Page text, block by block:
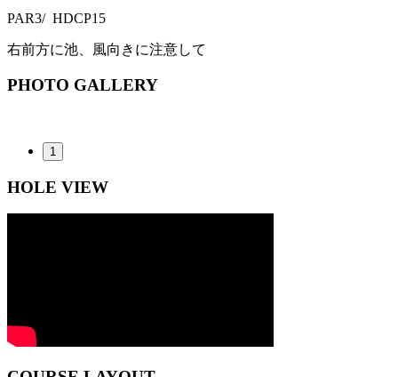
PAR3/ HDCP15
右前方に池、風向きに注意して
PHOTO GALLERY
1
HOLE VIEW